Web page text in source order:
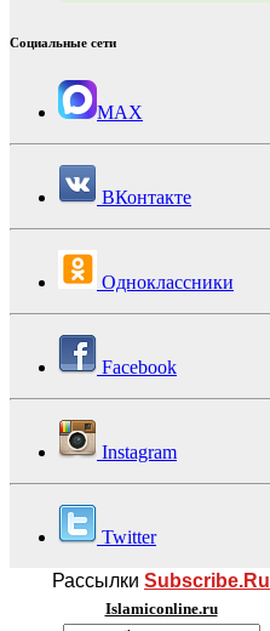
Социальные сети
MAX
ВКонтакте
Одноклассники
Facebook
Instagram
Twitter
Рассылки Subscribe.Ru
Islamiconline.ru